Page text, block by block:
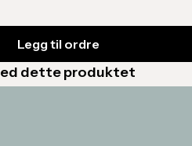
dette produktet